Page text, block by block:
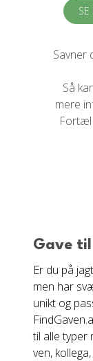
SE
Savner
Så
mere
Fortæl
Gave
Er du på
men har
unikt og
til alle typer
ven,